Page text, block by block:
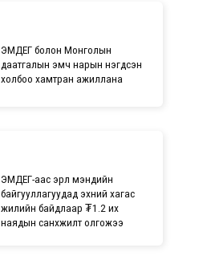
ЭМДЕГ болон Монголын
даатгалын эмч нарын нэгдсэн
холбоо хамтран ажиллана
ЭМДЕГ-аас эрүүл мэндийн
байгууллагуудад эхний хагас
жилийн байдлаар ₮1.2 их
наядын санхүүжилт олгожээ